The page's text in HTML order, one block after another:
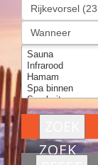
ZOEK